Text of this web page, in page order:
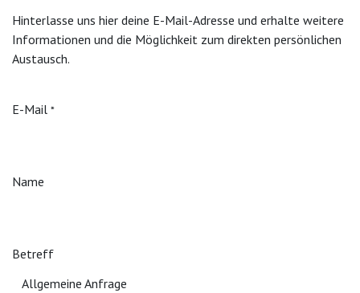
Hinterlasse uns hier deine E-Mail-Adresse und erhalte weitere
Informationen und die Möglichkeit zum direkten persönlichen
Austausch.
E-Mail *
Name
Betreff
Allgemeine Anfrage